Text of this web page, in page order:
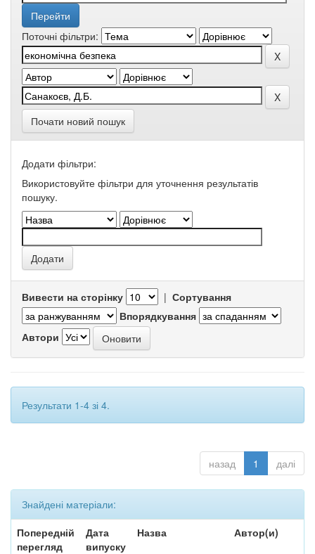
Поточні фільтри:
Почати новий пошук
Додати фільтри:
Використовуйте фільтри для уточнення результатів
пошуку.
Вивести на сторінку | Сортування
Впорядкування
Автори
Результати 1-4 зі 4.
назад 1 далі
Знайдені матеріали:
Попередній
перегляд
Дата
випуску
Назва Автор(и)